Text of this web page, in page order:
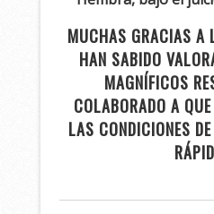
MUCHAS GRACIAS A
HAN SABIDO
MAGNÍFICOS
COLABORADO A
LAS CONDICIONES